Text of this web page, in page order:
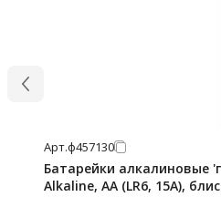
Арт.ф457130
Батарейки алкалиновые
Alkaline, AA (LR6, 15A),